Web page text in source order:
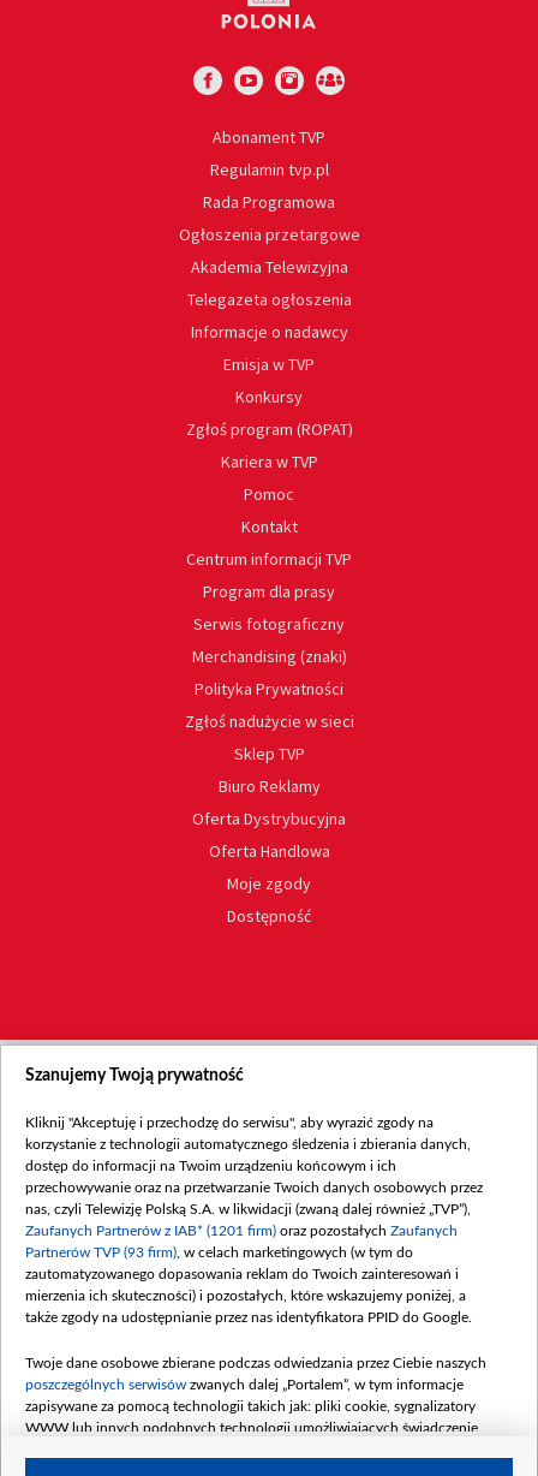
Abonament TVP
Regulamin tvp.pl
Rada Programowa
Ogłoszenia przetargowe
Akademia Telewizyjna
Telegazeta ogłoszenia
Informacje o nadawcy
Emisja w TVP
Konkursy
Zgłoś program (ROPAT)
Kariera w TVP
Pomoc
Kontakt
Centrum informacji TVP
Program dla prasy
Serwis fotograficzny
Merchandising (znaki)
Polityka Prywatności
Zgłoś nadużycie w sieci
Sklep TVP
Biuro Reklamy
Oferta Dystrybucyjna
Oferta Handlowa
Moje zgody
Dostępność
Szanujemy Twoją prywatność
Kliknij "Akceptuję i przechodzę do serwisu", aby wyrazić zgody na
korzystanie z technologii automatycznego śledzenia i zbierania danych,
dostęp do informacji na Twoim urządzeniu końcowym i ich
przechowywanie oraz na przetwarzanie Twoich danych osobowych przez
nas, czyli Telewizję Polską S.A. w likwidacji (zwaną dalej również „TVP”),
Zaufanych Partnerów z IAB* (1201 firm) oraz pozostałych Zaufanych
Partnerów TVP (93 firm) , w celach marketingowych (w tym do
zautomatyzowanego dopasowania reklam do Twoich zainteresowań i
mierzenia ich skuteczności) i pozostałych, które wskazujemy poniżej, a
także zgody na udostępnianie przez nas identyfikatora PPID do Google.
Twoje dane osobowe zbierane podczas odwiedzania przez Ciebie naszych
poszczególnych serwisów zwanych dalej „Portalem”, w tym informacje
zapisywane za pomocą technologii takich jak: pliki cookie, sygnalizatory
WWW lub innych podobnych technologii umożliwiających świadczenie